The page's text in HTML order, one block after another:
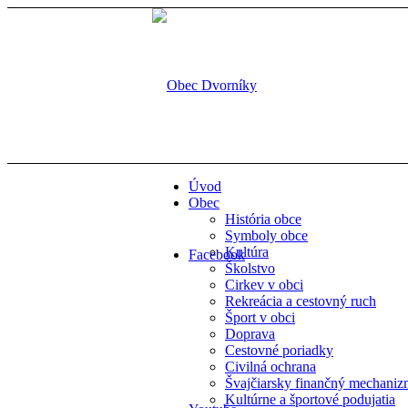
Facebook
Úvod
Obec
História obce
Symboly obce
Kultúra
Školstvo
Cirkev v obci
Rekreácia a cestovný ruch
Šport v obci
Doprava
Cestovné poriadky
Civilná ochrana
Švajčiarsky finančný
Kultúrne a športové podujatia